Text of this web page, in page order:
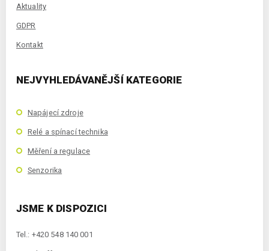
Aktuality
GDPR
Kontakt
NEJVYHLEDÁVANĚJŠÍ KATEGORIE
Napájecí zdroje
Relé a spínací technika
Měření a regulace
Senzorika
JSME K DISPOZICI
Tel.: +420 548 140 001